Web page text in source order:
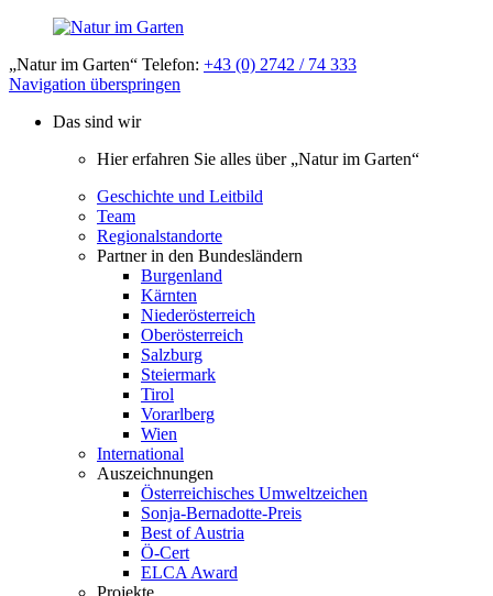
„Natur im Garten“ Telefon: +43 (0) 2742 / 74 333
Navigation überspringen
Das sind wir
Hier erfahren Sie alles über „Natur im Garten“
Geschichte und Leitbild
Team
Regionalstandorte
Partner in den Bundesländern
Burgenland
Kärnten
Niederösterreich
Oberösterreich
Salzburg
Steiermark
Tirol
Vorarlberg
Wien
International
Auszeichnungen
Österreichisches Umweltzeichen
Sonja-Bernadotte-Preis
Best of Austria
Ö-Cert
ELCA Award
Projekte